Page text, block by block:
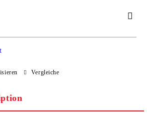
Policy
finalize the order
Vergleiche